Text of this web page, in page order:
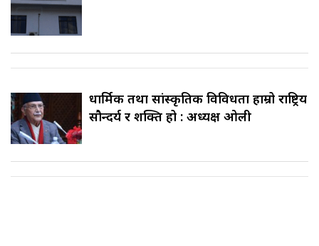
धार्मिक तथा सांस्कृतिक विविधता हाम्रो राष्ट्रिय
सौन्दर्य र शक्ति हो : अध्यक्ष ओली